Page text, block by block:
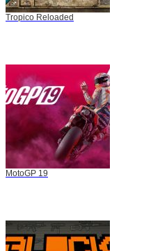
Tropico Reloaded
MotoGP 19